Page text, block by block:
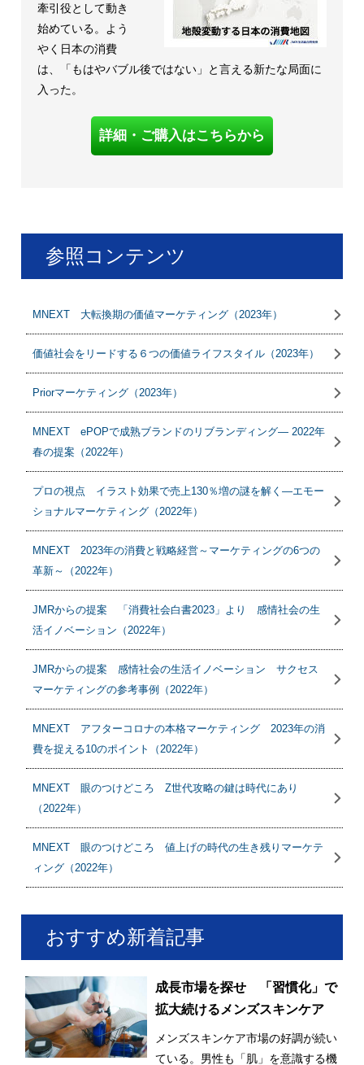
牽引役として動き
始めている。よう
やく日本の消費
は、「もはやバブル後ではない」と言える新たな局面に
入った。
詳細・ご購入はこちらから
参照コンテンツ
MNEXT 大転換期の価値マーケティング（2023年）
価値社会をリードする６つの価値ライフスタイル（2023年）
Priorマーケティング（2023年）
MNEXT ePOPで成熟ブランドのリブランディング― 2022年
春の提案（2022年）
プロの視点 イラスト効果で売上130％増の謎を解く―エモー
ショナルマーケティング（2022年）
MNEXT 2023年の消費と戦略経営～マーケティングの6つの
革新～（2022年）
JMRからの提案 「消費社会白書2023」より 感情社会の生
活イノベーション（2022年）
JMRからの提案 感情社会の生活イノベーション サクセス
マーケティングの参考事例（2022年）
MNEXT アフターコロナの本格マーケティング 2023年の消
費を捉える10のポイント（2022年）
MNEXT 眼のつけどころ Z世代攻略の鍵は時代にあり
（2022年）
MNEXT 眼のつけどころ 値上げの時代の生き残りマーケテ
ィング（2022年）
おすすめ新着記事
成長市場を探せ 「習慣化」で
拡大続けるメンズスキンケア
メンズスキンケア市場の好調が続い
ている。男性も「肌」を意識する機